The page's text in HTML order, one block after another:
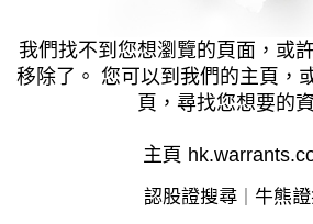
我們找不到您想瀏覽的頁面，或
移除了。 您可以到我們的主頁，
頁，尋找您想要的
主頁
認股證搜尋
牛熊